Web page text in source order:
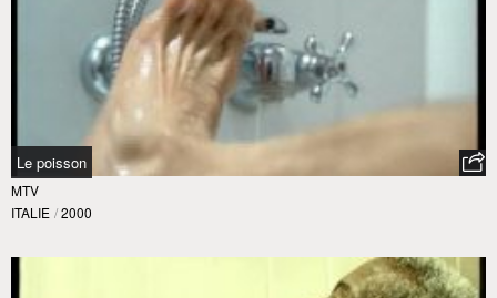
Le poisson
MTV
ITALIE / 2000